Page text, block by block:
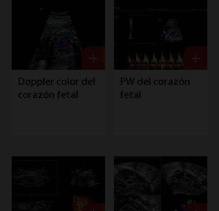
Doppler color del
corazón fetal
PW del corazón
fetal